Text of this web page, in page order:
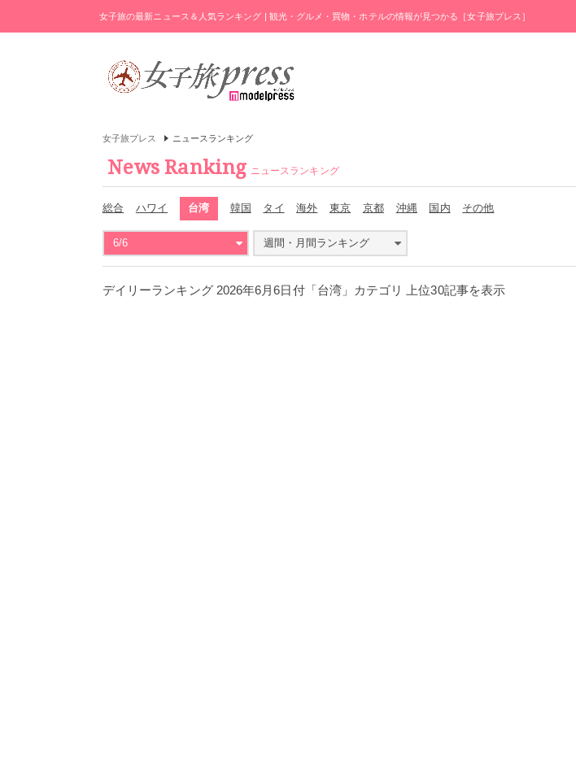
女子旅の最新ニュース＆人気ランキング | 観光・グルメ・買物・ホテルの情報が見つかる［女子旅プレス］
女子旅プレス ニュースランキング
News Ranking ニュースランキング
総合 ハワイ 台湾 韓国 タイ 海外 東京 京都 沖縄 国内 その他
6/6 週間・月間ランキング
デイリーランキング 2026年6月6日付「台湾」カテゴリ 上位30記事を表示